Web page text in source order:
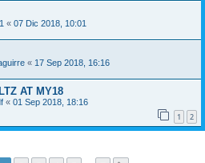
« 07 Dic 2018, 10:01
« 17 Sep 2018, 16:16
AT MY18
« 01 Sep 2018, 18:16
1 2